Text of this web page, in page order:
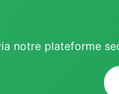
notre plateforme